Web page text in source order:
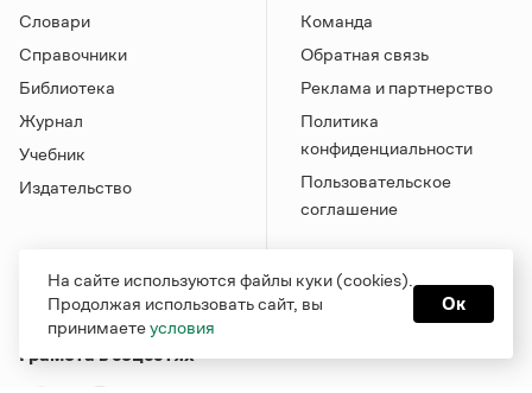
Словари
Справочники
Библиотека
Журнал
Учебник
Издательство
Команда
Обратная связь
Реклама и партнерство
Политика
конфиденциальности
Пользовательское
соглашение
Грамота в соцсетях
На сайте используются файлы куки (cookies).
Продолжая использовать сайт, вы
принимаетеусловия
Ок